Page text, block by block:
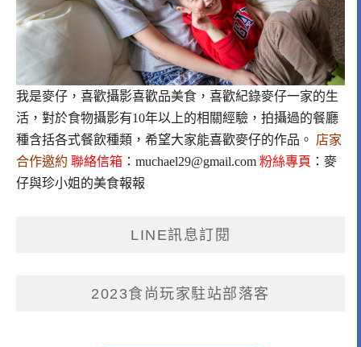
我是麥仔，喜歡攝影喜歡品美食，喜歡紀錄麥仔一家的生
活，對於食物攝影有10年以上的相關經驗，拍攝過的餐廳
種含括各式餐飲種類，希望大家能喜歡麥仔的作品。 店家
合作邀約 聯絡信箱 ： muchael29@gmail.com 粉絲專頁 ： 麥
仔與珍小姐的美食報報
LINE訊息訂閱
2023食尚玩家駐站部落客